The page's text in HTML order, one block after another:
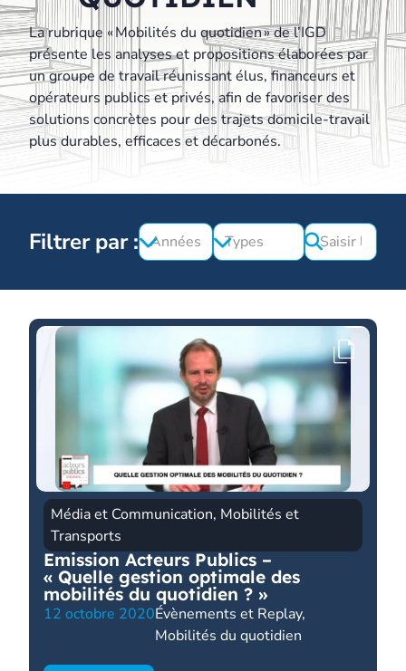
La rubrique « Mobilités du quotidien » de l’IGD
présente les analyses et propositions élaborées par
un groupe de travail réunissant élus, financeurs et
opérateurs publics et privés, afin de favoriser des
solutions concrètes pour des trajets domicile-travail
plus durables, efficaces et décarbonés.
Filtrer par :
Média et Communication, Mobilités et
Transports
Emission Acteurs Publics –
« Quelle gestion optimale des
mobilités du quotidien ? »
12 octobre 2020Évènements et Replay,
Mobilités du quotidien